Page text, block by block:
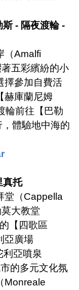
斯- 隔夜渡輪-
（Amalfi
五彩繽紛的小
擇參加自費活
赫庫蘭尼姆
輪前往【巴勒
體驗地中海的
真托
堂（Cappella
大教堂
【四歌區
亞廣場
利亞噴泉
的多元文化氛
Monreale